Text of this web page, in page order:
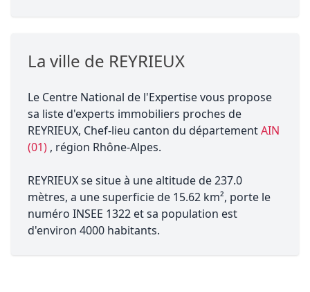
La ville de REYRIEUX
Le Centre National de l'Expertise vous propose
sa liste d'experts immobiliers proches de
REYRIEUX, Chef-lieu canton du départementAIN
(01) , région Rhône-Alpes.
REYRIEUX se situe à une altitude de 237.0
mètres, a une superficie de 15.62 km², porte le
numéro INSEE 1322 et sa population est
d'environ 4000 habitants.